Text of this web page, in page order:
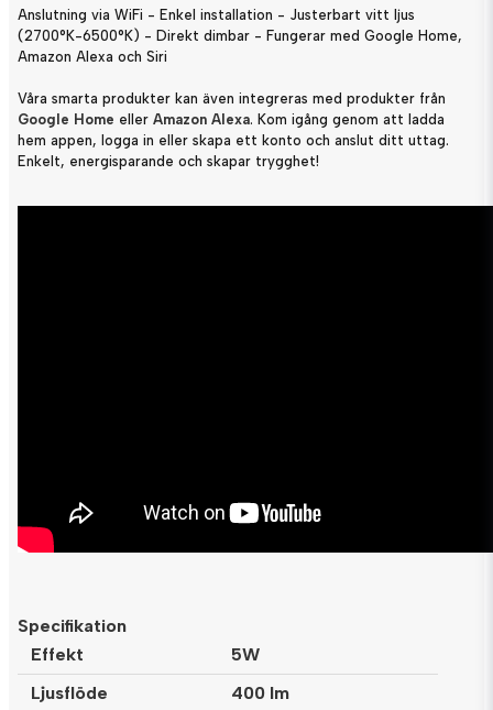
Anslutning via WiFi - Enkel installation - Justerbart vitt ljus
(2700°K-6500°K) - Direkt dimbar - Fungerar med Google Home,
Amazon Alexa och Siri
Våra smarta produkter kan även integreras med produkter från
Google Home eller Amazon Alexa. Kom igång genom att ladda
hem appen, logga in eller skapa ett konto och anslut ditt uttag.
Enkelt, energisparande och skapar trygghet!
Specifikation
Effekt
5W
Ljusflöde
400 lm